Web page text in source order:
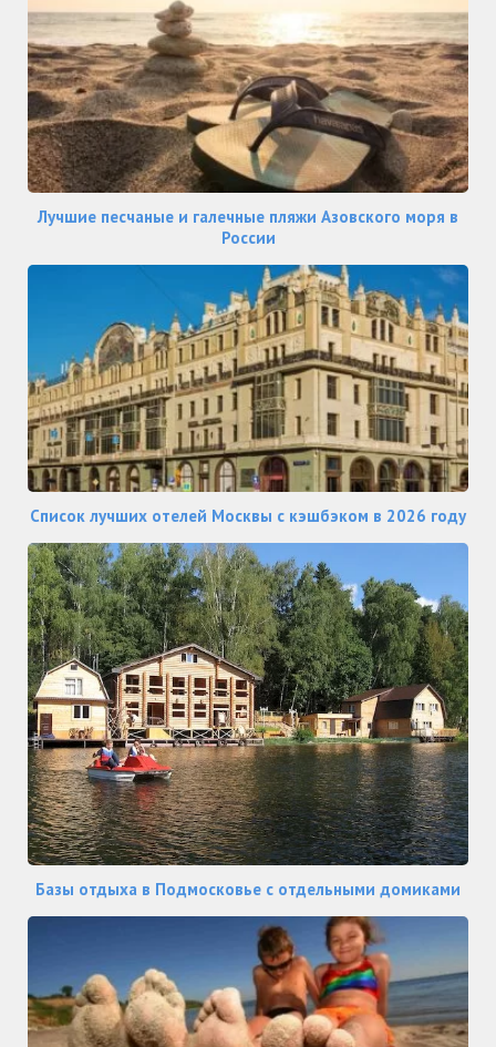
Лучшие песчаные и галечные пляжи Азовского моря в
России
Список лучших отелей Москвы с кэшбэком в 2026 году
Базы отдыха в Подмосковье с отдельными домиками